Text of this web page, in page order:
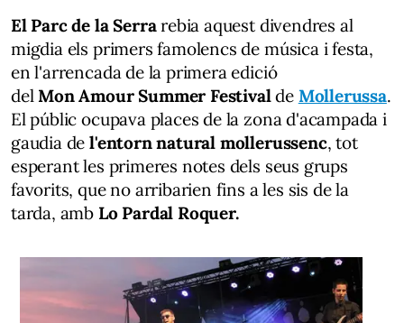
El Parc de la Serrarebia aquest divendres al
migdia els primers famolencs de música i festa,
en l'arrencada de la primera edició
del Mon Amour Summer Festivalde Mollerussa.
El públic ocupava places de la zona d'acampada i
gaudia de l'entorn natural mollerussenc, tot
esperant les primeres notes dels seus grups
favorits, que no arribarien fins a les sis de la
tarda, amb Lo Pardal Roquer.